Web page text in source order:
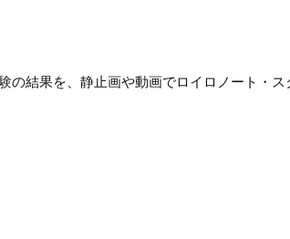
の結果を、静止画や動画でロイロノート・